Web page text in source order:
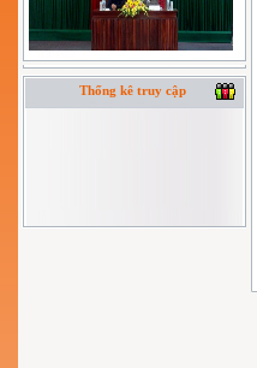
Thống kê truy cập